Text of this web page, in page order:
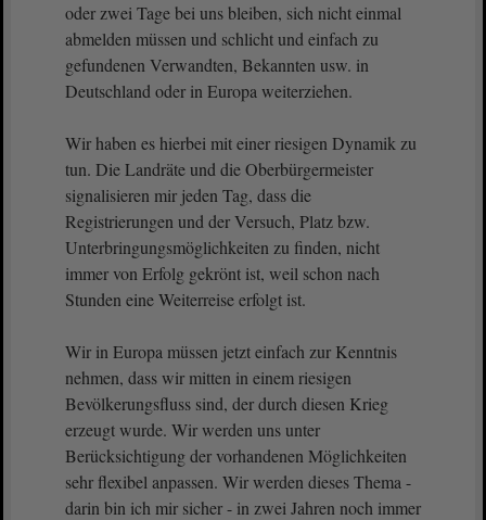
oder zwei Tage bei uns bleiben, sich nicht einmal
abmelden müssen und schlicht und einfach zu
gefundenen Verwandten, Bekannten usw. in
Deutschland oder in Europa weiterziehen.
Wir haben es hierbei mit einer riesigen Dynamik zu
tun. Die Landräte und die Oberbürgermeister
signalisieren mir jeden Tag, dass die
Registrierungen und der Versuch, Platz bzw.
Unterbringungsmöglichkeiten zu finden, nicht
immer von Erfolg gekrönt ist, weil schon nach
Stunden eine Weiterreise erfolgt ist.
Wir in Europa müssen jetzt einfach zur Kenntnis
nehmen, dass wir mitten in einem riesigen
Bevölkerungsfluss sind, der durch diesen Krieg
erzeugt wurde. Wir werden uns unter
Berücksichtigung der vorhandenen Möglichkeiten
sehr flexibel anpassen. Wir werden dieses Thema -
darin bin ich mir sicher - in zwei Jahren noch immer